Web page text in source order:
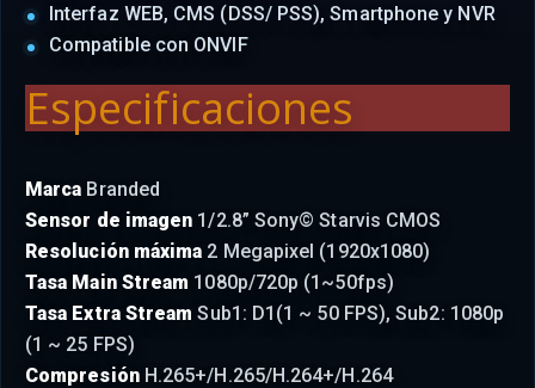
Interfaz WEB, CMS (DSS/ PSS), Smartphone y NVR
Compatible con ONVIF
Especificaciones
Marca Branded
Sensor de imagen 1/2.8” Sony© Starvis CMOS
Resolución máxima 2 Megapixel (1920x1080)
Tasa Main Stream 1080p/720p (1~50fps)
Tasa Extra Stream Sub1: D1(1 ~ 50 FPS), Sub2: 1080p
(1 ~ 25 FPS)
CompresiónH.265+/H.265/H.264+/H.264